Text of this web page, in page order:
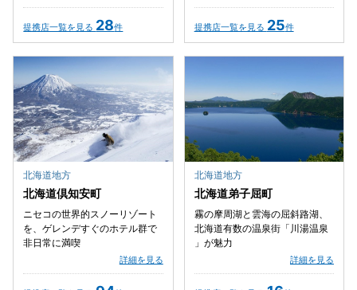
提携店一覧を見る 28件 提携店一覧を見る 25件
北海道地方
北海道倶知安町
ニセコの世界的スノーリゾート
を、ゲレンデすぐのホテル群で
非日常に満喫
詳細を見る
北海道地方
北海道弟子屈町
霧の摩周湖と雲海の屈斜路湖、
北海道有数の温泉街「川湯温泉
」が魅力
詳細を見る